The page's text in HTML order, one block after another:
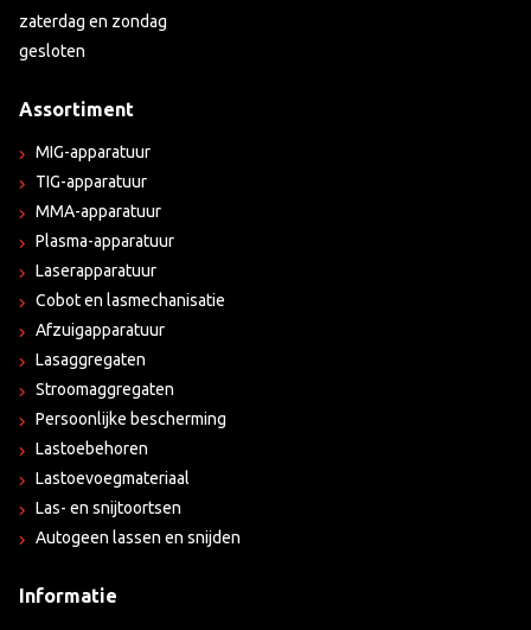
zaterdag en zondag
gesloten
Assortiment
MIG-apparatuur
TIG-apparatuur
MMA-apparatuur
Plasma-apparatuur
Laserapparatuur
Cobot en lasmechanisatie
Afzuigapparatuur
Lasaggregaten
Stroomaggregaten
Persoonlijke bescherming
Lastoebehoren
Lastoevoegmateriaal
Las- en snijtoortsen
Autogeen lassen en snijden
Informatie